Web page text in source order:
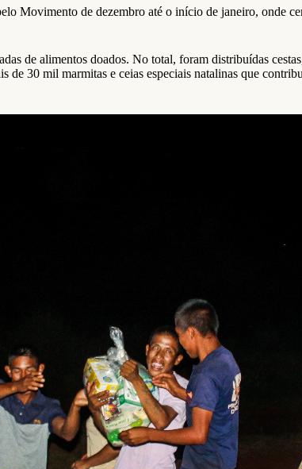
Movimento de dezembro até o início de janeiro, onde
de alimentos doados. No total, foram distribuídas
30 mil marmitas e ceias especiais natalinas que